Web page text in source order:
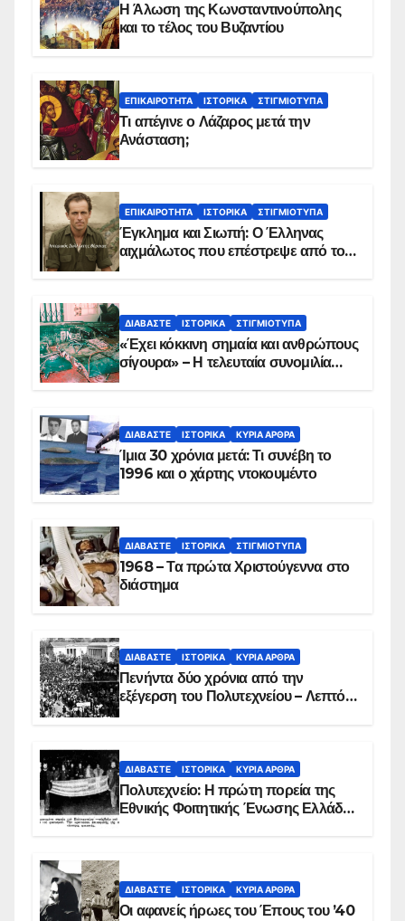
Η Άλωση της Κωνσταντινούπολης
και το τέλος του Βυζαντίου
ΕΠΙΚΑΙΡΌΤΗΤΑ ΙΣΤΟΡΙΚΆ ΣΤΙΓΜΙΌΤΥΠΑ
Τι απέγινε ο Λάζαρος μετά την
Ανάσταση;
ΕΠΙΚΑΙΡΌΤΗΤΑ ΙΣΤΟΡΙΚΆ ΣΤΙΓΜΙΌΤΥΠΑ
Έγκλημα και Σιωπή: Ο Έλληνας
αιχμάλωτος που επέστρεψε από το
ΔΙΑΒΆΣΤΕ ΙΣΤΟΡΙΚΆ ΣΤΙΓΜΙΌΤΥΠΑ
«Έχει κόκκινη σημαία και ανθρώπους
σίγουρα» – Η τελευταία συνομιλία
ΔΙΑΒΆΣΤΕ ΙΣΤΟΡΙΚΆ ΚΥΡΙΑ ΑΡΘΡΑ
Ίμια 30 χρόνια μετά: Τι συνέβη το
1996 και ο χάρτης ντοκουμέντο
ΔΙΑΒΆΣΤΕ ΙΣΤΟΡΙΚΆ ΣΤΙΓΜΙΌΤΥΠΑ
1968 – Τα πρώτα Χριστούγεννα στο
διάστημα
ΔΙΑΒΆΣΤΕ ΙΣΤΟΡΙΚΆ ΚΥΡΙΑ ΑΡΘΡΑ
Πενήντα δύο χρόνια από την
εξέγερση του Πολυτεχνείου – Λεπτό
ΔΙΑΒΆΣΤΕ ΙΣΤΟΡΙΚΆ ΚΥΡΙΑ ΑΡΘΡΑ
Πολυτεχνείο: Η πρώτη πορεία της
Εθνικής Φοιτητικής Ένωσης Ελλάδος
ΔΙΑΒΆΣΤΕ ΙΣΤΟΡΙΚΆ ΚΥΡΙΑ ΑΡΘΡΑ
Οι αφανείς ήρωες του Έπους του ’40